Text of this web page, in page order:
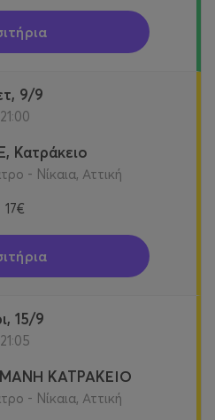
9/9
21:00
Κατράκειο
- Νίκαια, Αττική
17€
15/9
21:05
ΚΑΤΡΑΚΕΙΟ
- Νίκαια, Αττική